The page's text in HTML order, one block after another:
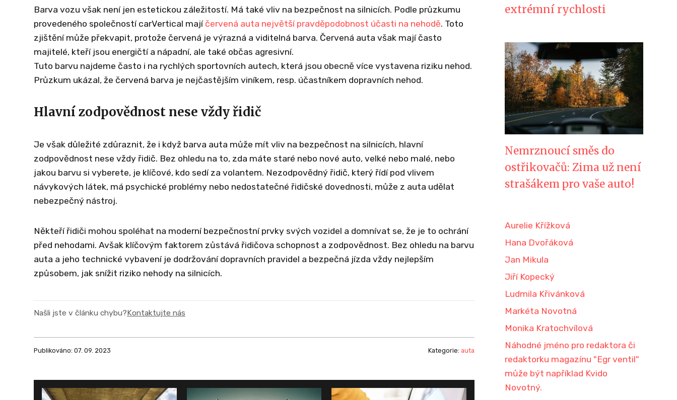
Barva vozu však není jen estetickou záležitostí. Má také vliv na bezpečnost na silnicích. Podle průzkumu
provedeného společností carVertical mají červená auta největší pravděpodobnost účasti na nehodě. Toto
zjištění může překvapit, protože červená je výrazná a viditelná barva. Červená auta však mají často
majitelé, kteří jsou energičtí a nápadní, ale také občas agresivní.
Tuto barvu najdeme často i na rychlých sportovních autech, která jsou obecně více vystavena riziku nehod.
Průzkum ukázal, že červená barva je nejčastějším viníkem, resp. účastníkem dopravních nehod.
Hlavní zodpovědnost nese vždy řidič
Je však důležité zdůraznit, že i když barva auta může mít vliv na bezpečnost na silnicích, hlavní
zodpovědnost nese vždy řidič. Bez ohledu na to, zda máte staré nebo nové auto, velké nebo malé, nebo
jakou barvu si vyberete, je klíčové, kdo sedí za volantem. Nezodpovědný řidič, který řídí pod vlivem
návykových látek, má psychické problémy nebo nedostatečné řidičské dovednosti, může z auta udělat
nebezpečný nástroj.
Někteří řidiči mohou spoléhat na moderní bezpečnostní prvky svých vozidel a domnívat se, že je to ochrání
před nehodami. Avšak klíčovým faktorem zůstává řidičova schopnost a zodpovědnost. Bez ohledu na barvu
auta a jeho technické vybavení je dodržování dopravních pravidel a bezpečná jízda vždy nejlepším
způsobem, jak snížit riziko nehody na silnicích.
Našli jste v článku chybu?Kontaktujte nás
Publikováno: 07. 09. 2023 Kategorie: auta
extrémní rychlosti
Nemrznoucí směs do
ostřikovačů: Zima už není
strašákem pro vaše auto!
Aurelie Křížková
Hana Dvořáková
Jan Mikula
Jiří Kopecký
Ludmila Křivánková
Markéta Novotná
Monika Kratochvílová
Náhodné jméno pro redaktora či
redaktorku magazínu "Egr ventil"
může být například Kvido
Novotný.